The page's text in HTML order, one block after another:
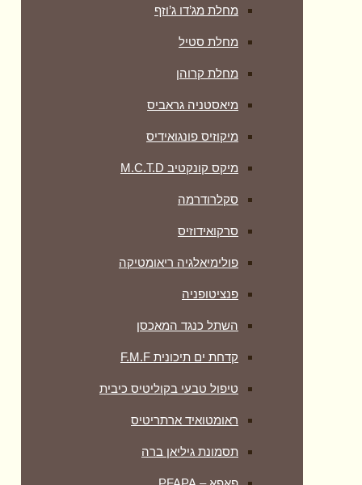
מחלת מג’דו ג’וזף
מחלת סטיל
מחלת קרוהן
מיאסטניה גראביס
מיקוזיס פונגואידיס
מיקס קונקטיב M.C.T.D
סקלרודרמה
סרקואידוזיס
פולימיאלגיה ריאומטיקה
‏פנציטופניה
השתל כנגד המאכסן
קדחת ים תיכונית F.M.F
טיפול טבעי בקוליטיס כיבית
ראומטואיד ארתריטיס
תסמונת גיליאן ברה